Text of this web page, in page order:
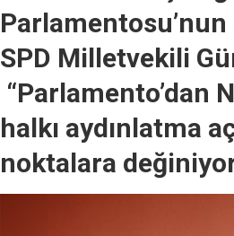
SPD Milletvekili
“Parlamento’dan
halkı aydınlatma
noktalara